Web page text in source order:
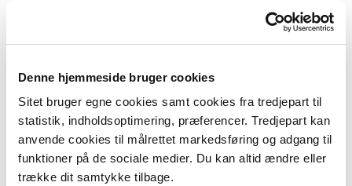
Denne hjemmeside bruger cookies
Sitet bruger egne cookies samt cookies fra tredjepart til
statistik, indholdsoptimering, præferencer. Tredjepart kan
anvende cookies til målrettet markedsføring og adgang til
funktioner på de sociale medier. Du kan altid ændre eller
trække dit samtykke tilbage.
Oplysning om aftrækssystemet – for eksempel
problemer med tilsodning, utætheder eller
lignende og oplysning om seneste fejning
Oplysning om, hvilket brændsel ejeren bruger at
fyre med, og hvordan det opbevares
Oplysning om, på hvilke tidspunkter på
dagen/ugen ejeren fyreOplysninger om, hvorvidt